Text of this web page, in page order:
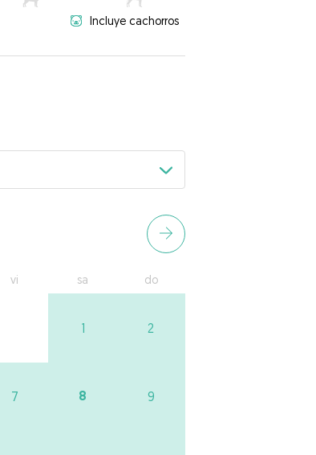
Incluye cachorros
vi sa do
1 2
7 8 9